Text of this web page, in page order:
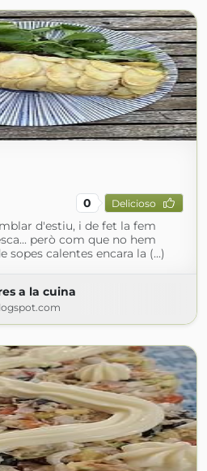
0 Delicioso
d'estiu, i de fet la fem
però com que no hem
calentes encara la (...)
a la cuina